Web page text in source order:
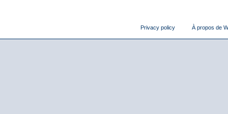
Privacy policy À propos de